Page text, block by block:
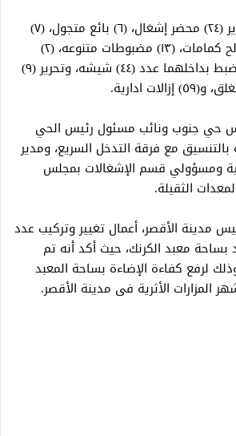
أسفرت الحملة عن تحرير (٢٤) محضر إشغال، (٦) بائع متجول، (٧)
نظافه عامه، (٢١) تصالح كمامات، (١٣) مضبوطات متنوعه، (٢)
مقهى تقدم شيشه ضبط بداخلهما عدد (٤٤) شيشه، وتحرير (٩)
ادارية.
حي جنوب ونائب مسئول رئيس الحي
مع فرقة التدخل السريع، ومدير
ومسؤولي قسم الإشغالات بمجلس
الثقيلة.
مدينة الأقصر، أعمال تغيير وتركيب عدد
بساحة معبد الكرنك، حيث أكد أنه تم
لرفع كفاءة الإضاءة بساحة المعبد
المزارات الأثرية فى مدينة الأقصر.